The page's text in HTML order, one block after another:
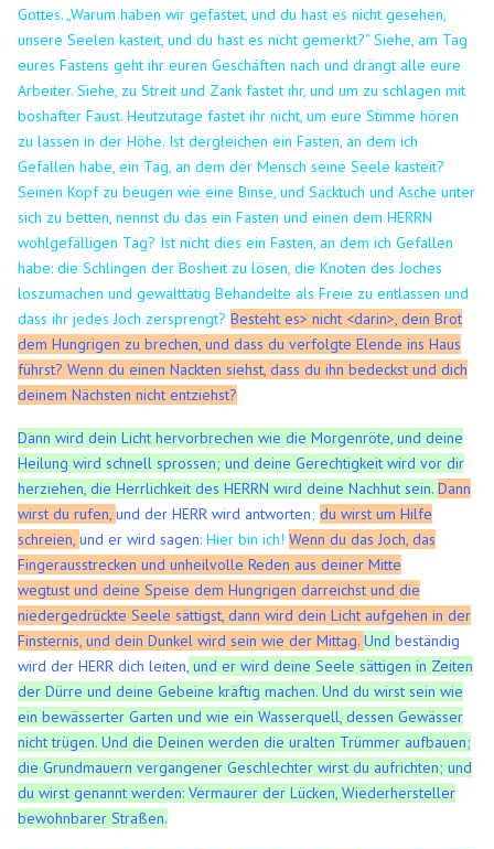
Gottes. „Warum haben wir gefastet, und du hast es nicht gesehen,
unsere Seelen kasteit, und du hast es nicht gemerkt?“ Siehe, am Tag
eures Fastens geht ihr euren Geschäften nach und drängt alle eure
Arbeiter.Siehe, zu Streit und Zank fastet ihr, und um zu schlagen mit
boshafter Faust. Heutzutage fastet ihr nicht, um eure Stimme hören
zu lassen in der Höhe. Ist dergleichen ein Fasten, an dem ich
Gefallen habe, ein Tag, an dem der Mensch seine Seele kasteit?
Seinen Kopf zu beugen wie eine Binse, und Sacktuch und Asche unter
sich zu betten, nennst du das ein Fasten und einen dem HERRN
wohlgefälligen Tag? Ist nicht dies ein Fasten, an dem ich Gefallen
habe: die Schlingen der Bosheit zu lösen, die Knoten des Joches
loszumachen und gewalttätig Behandelte als Freie zu entlassen und
dass ihr jedes Joch zersprengt?Besteht es> nicht <darin>, dein Brot
dem Hungrigen zu brechen, und dass du verfolgte Elende ins Haus
führst? Wenn du einen Nackten siehst, dass du ihn bedeckst und dich
deinem Nächsten nicht entziehst?
Dann wird dein Licht hervorbrechen wie die Morgenröte, und deine
Heilung wird schnell sprossen; und deine Gerechtigkeit wird vor dir
herziehen, die Herrlichkeit des HERRN wird deine Nachhut sein.Dann
wirst du rufen,und der HERR wird antworten;du wirst um Hilfe
schreien,und er wird sagen: Hier bin ich!Wenn du das Joch, das
Fingerausstrecken und unheilvolle Reden aus deiner Mitte
wegtustund deine Speise dem Hungrigen darreichst und die
niedergedrückte Seele sättigst, dann wird dein Licht aufgehen in der
Finsternis, und dein Dunkel wird sein wie der Mittag.Undbeständig
wird der HERR dich leiten, und er wird deine Seele sättigen in Zeiten
der Dürre und deine Gebeine kräftig machen. Und du wirst sein wie
ein bewässerter Garten und wie ein Wasserquell, dessen Gewässer
nicht trügen.Und die Deinen werden die uralten Trümmer aufbauen;
die Grundmauern vergangener Geschlechter wirst du aufrichten; und
du wirst genannt werden: Vermaurer der Lücken, Wiederhersteller
bewohnbarer Straßen.